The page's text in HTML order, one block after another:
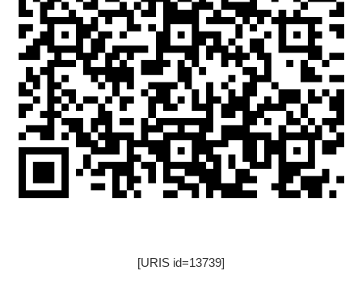
[URIS id=13739]